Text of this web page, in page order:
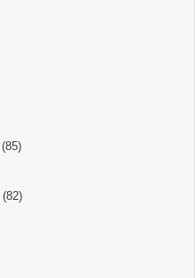
(85)
(82)